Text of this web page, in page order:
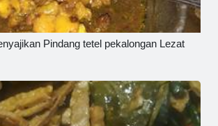
Pindang tetel pekalongan Lezat